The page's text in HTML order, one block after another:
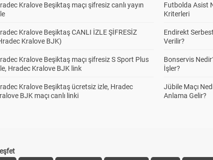
Kralove Beşiktaş maçı şifresiz canlı yayın
Kralove Beşiktaş CANLI İZLE ŞİFRESİZ
Kralove BJK)
Kralove Beşiktaş maçı şifresiz S Sport Plus
Hradec Kralove BJK link
Kralove Beşiktaş ücretsiz izle, Hradec
BJK maçı canlı linki
Futbolda Asist
Kriterleri
Endirekt
Verilir?
Bonservis
İşler?
Jübile Maçı
Anlama Gelir?